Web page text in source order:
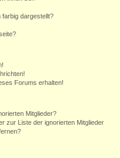
dargestellt?
Forums erhalten!
Mitglieder?
zur Liste der ignorierten Mitglieder